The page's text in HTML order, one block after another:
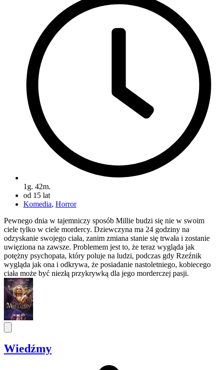
1g. 42m.
od 15 lat
Komedia, Horror
Pewnego dnia w tajemniczy sposób Millie budzi się nie w swoim
ciele tylko w ciele mordercy. Dziewczyna ma 24 godziny na
odzyskanie swojego ciała, zanim zmiana stanie się trwała i zostanie
uwięziona na zawsze. Problemem jest to, że teraz wygląda jak
potężny psychopata, który poluje na ludzi, podczas gdy Rzeźnik
wygląda jak ona i odkrywa, że posiadanie nastoletniego, kobiecego
ciała może być niezłą przykrywką dla jego morderczej pasji.
Wiedźmy